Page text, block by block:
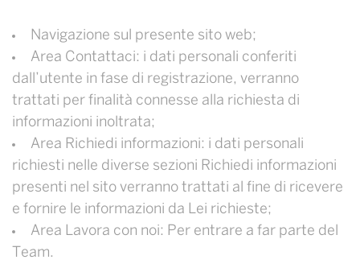
Navigazione sul presente sito web;
Area Contattaci: i dati personali conferiti
dall’utente in fase di registrazione, verranno
trattati per finalità connesse alla richiesta di
informazioni inoltrata;
Area Richiedi informazioni: i dati personali
richiesti nelle diverse sezioni Richiedi informazioni
presenti nel sito verranno trattati al fine di ricevere
e fornire le informazioni da Lei richieste;
Area Lavora con noi: Per entrare a far parte del
Team.